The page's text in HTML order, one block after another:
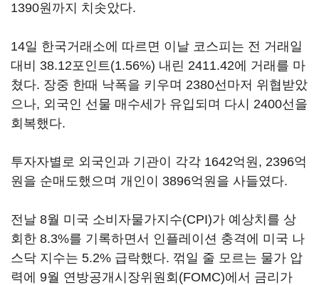
1390원까지 치솟았다.
14일 한국거래소에 따르면 이날 코스피는 전 거래일
대비 38.12포인트(1.56%) 내린 2411.42에 거래를 마
쳤다. 장중 한때 낙폭을 키우며 2380선마저 위협받았
으나, 외국인 선물 매수세가 유입되며 다시 2400선을
회복했다.
투자자별로 외국인과 기관이 각각 1642억원, 2396억
원을 순매도했으며 개인이 3896억원을 사들였다.
전날 8월 미국 소비자물가지수(CPI)가 예상치를 상
회한 8.3%를 기록하면서 인플레이션 충격에 미국 나
스닥 지수는 5.2% 급락했다. 꺾일 줄 모르는 물가 압
력에 9월 연방공개시장위원회(FOMC)에서 금리가